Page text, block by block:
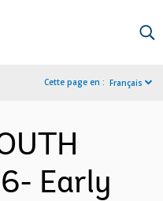
Cette page en : Français
Early